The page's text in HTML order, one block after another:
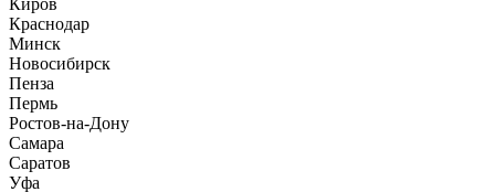
Киров
Краснодар
Минск
Новосибирск
Пенза
Пермь
Ростов-на-Дону
Самара
Саратов
Уфа